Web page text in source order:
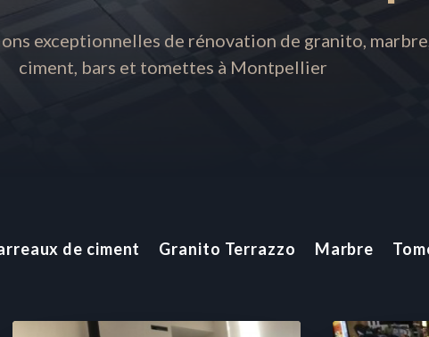
exceptionnelles de rénovation de granito,
ciment, bars et tomettes à Montpellier
de ciment Granito Terrazzo Marbre